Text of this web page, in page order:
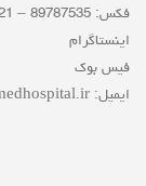
فکس: 89787535 – 021
اینستاگرام
فیس بوک
ایمیل: Info@medhospital.ir